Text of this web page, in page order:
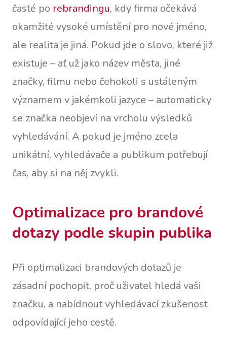
časté po rebrandingu, kdy firma očekává
okamžité vysoké umístění pro nové jméno,
ale realita je jiná. Pokud jde o slovo, které již
existuje – ať už jako název města, jiné
značky, filmu nebo čehokoli s ustáleným
významem v jakémkoli jazyce – automaticky
se značka neobjeví na vrcholu výsledků
vyhledávání. A pokud je jméno zcela
unikátní, vyhledávače a publikum potřebují
čas, aby si na něj zvykli.
Optimalizace pro brandové
dotazy podle skupin publika
Při optimalizaci brandových dotazů je
zásadní pochopit, proč uživatel hledá vaši
značku, a nabídnout vyhledávací zkušenost
odpovídající jeho cestě.